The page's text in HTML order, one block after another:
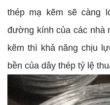
thép mạ kẽm sẽ càng
đường kính của các nhà
kẽm thì khả năng chịu
bền của dây thép tỷ lệ